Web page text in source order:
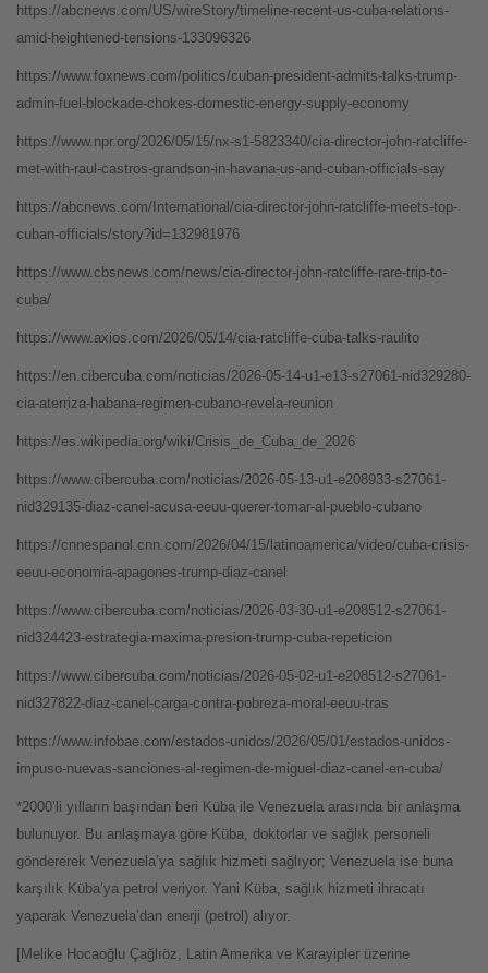
https://abcnews.com/US/wireStory/timeline-recent-us-cuba-relations-
amid-heightened-tensions-133096326
https://www.foxnews.com/politics/cuban-president-admits-talks-trump-
admin-fuel-blockade-chokes-domestic-energy-supply-economy
https://www.npr.org/2026/05/15/nx-s1-5823340/cia-director-john-ratcliffe-
met-with-raul-castros-grandson-in-havana-us-and-cuban-officials-say
https://abcnews.com/International/cia-director-john-ratcliffe-meets-top-
cuban-officials/story?id=132981976
https://www.cbsnews.com/news/cia-director-john-ratcliffe-rare-trip-to-
cuba/
https://www.axios.com/2026/05/14/cia-ratcliffe-cuba-talks-raulito
https://en.cibercuba.com/noticias/2026-05-14-u1-e13-s27061-nid329280-
cia-aterriza-habana-regimen-cubano-revela-reunion
https://es.wikipedia.org/wiki/Crisis_de_Cuba_de_2026
https://www.cibercuba.com/noticias/2026-05-13-u1-e208933-s27061-
nid329135-diaz-canel-acusa-eeuu-querer-tomar-al-pueblo-cubano
https://cnnespanol.cnn.com/2026/04/15/latinoamerica/video/cuba-crisis-
eeuu-economia-apagones-trump-diaz-canel
https://www.cibercuba.com/noticias/2026-03-30-u1-e208512-s27061-
nid324423-estrategia-maxima-presion-trump-cuba-repeticion
https://www.cibercuba.com/noticias/2026-05-02-u1-e208512-s27061-
nid327822-diaz-canel-carga-contra-pobreza-moral-eeuu-tras
https://www.infobae.com/estados-unidos/2026/05/01/estados-unidos-
impuso-nuevas-sanciones-al-regimen-de-miguel-diaz-canel-en-cuba/
*2000’li yılların başından beri Küba ile Venezuela arasında bir anlaşma
bulunuyor. Bu anlaşmaya göre Küba, doktorlar ve sağlık personeli
göndererek Venezuela’ya sağlık hizmeti sağlıyor; Venezuela ise buna
karşılık Küba’ya petrol veriyor. Yani Küba, sağlık hizmeti ihracatı
yaparak Venezuela’dan enerji (petrol) alıyor.
[Melike Hocaoğlu Çağlıöz, Latin Amerika ve Karayipler üzerine